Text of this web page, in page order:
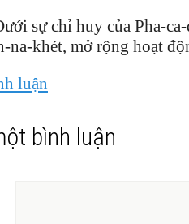
sự chỉ huy của Pha-
na-khét, mở rộng hoạt
luận
bình luận